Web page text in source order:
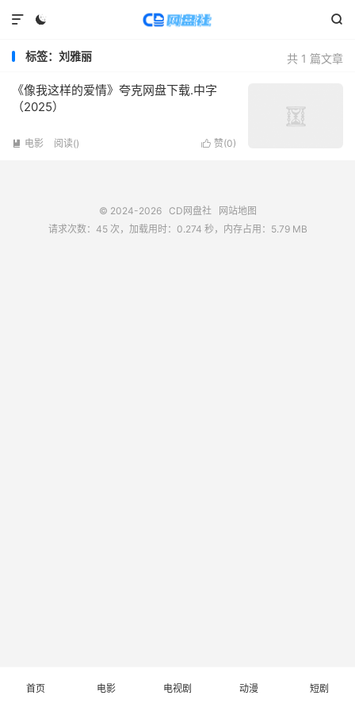
 

共 1 篇文章
标签：刘雅丽
《像我这样的爱情》夸克网盘下载.中字
（2025）
 赞(0)
 电影 阅读()
© 2024-2026 CD网盘社
网站地图
请求次数：45 次，加载用时：0.274 秒，内存占用：5.79 MB
首页 电影 电视剧 动漫 短剧